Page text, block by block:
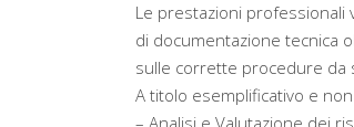
Le prestazioni professionali
di documentazione tecnica
sulle corrette procedure da
A titolo esemplificativo e
– Analisi e Valutazione dei